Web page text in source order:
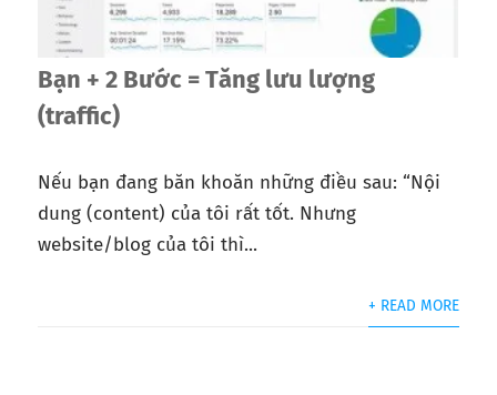
Bạn + 2 Bước = Tăng lưu lượng
(traffic)
Nếu bạn đang băn khoăn những điều sau: “Nội
dung (content) của tôi rất tốt. Nhưng
website/blog của tôi thì...
+ READ MORE